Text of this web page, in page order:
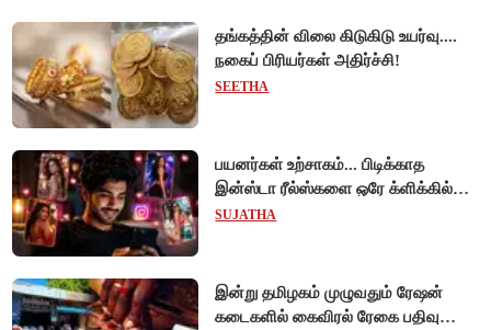
தங்கத்தின் விலை கிடுகிடு உயர்வு....
நகைப் பிரியர்கள் அதிர்ச்சி!
SEETHA
பயனர்கள் உற்சாகம்... பிடிக்காத
இன்ஸ்டா ரீல்ஸ்களை ஒரே க்ளிக்கில்
மாற்றியமைக்கலாம்!
SUJATHA
இன்று தமிழகம் முழுவதும் ரேஷன்
கடைகளில் கைவிரல் ரேகை பதிவு